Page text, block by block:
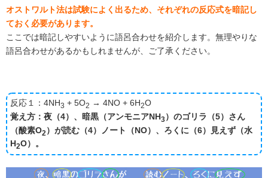
オストワルト法は試験によく出るため、それぞれの反応式を暗記し
ておく必要があります。
ここでは暗記しやすいように語呂合わせを紹介します。無理やりな
語呂合わせがあるかもしれませんが、ご了承ください。
反応１：4NH3 + 5O2 → 4NO + 6H2O
覚え方：夜（4）、暗黒（アンモニアNH3）のゴリラ（5）さん
（酸素O2 ）が読む（4）ノート（NO）、ろくに（6）見えず（水
H2O）。